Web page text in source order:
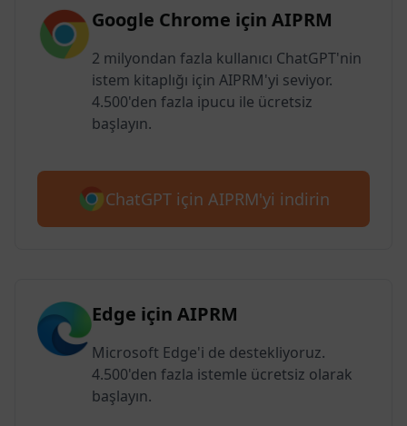
Google Chrome için AIPRM
2 milyondan fazla kullanıcı ChatGPT'nin
istem kitaplığı için AIPRM'yi seviyor.
4.500'den fazla ipucu ile ücretsiz
başlayın.
ChatGPT için AIPRM'yi indirin
Edge için AIPRM
Microsoft Edge'i de destekliyoruz.
4.500'den fazla istemle ücretsiz olarak
başlayın.